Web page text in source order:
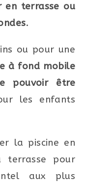
en terrasse ou
.
ou pour une
à fond mobile
pouvoir être
les enfants
la piscine en
terrasse pour
aux plus